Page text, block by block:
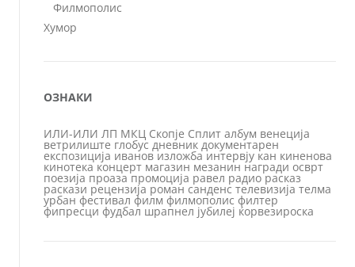
Филмополис
Хумор
ОЗНАКИ
ИЛИ-ИЛИ ЛП МКЦ Скопје Сплит албум венеција
ветрилиште глобус дневник документарен
експозиција иванов изложба интервју кан киненова
кинотека концерт магазин мезанин награди осврт
поезија проаза промоција равел радио расказ
раскази рецензија роман санденс телевизија телма
урбан фестивал филм филмополис филтер
фипресци фудбал шрапнел јубилеј ќорвезироска